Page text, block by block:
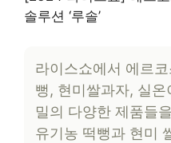
솔루션 ‘루솔’
라이스쇼에서 에르
뻥, 현미쌀과자, 실
밀의 다양한 제품들
유기농 떡뻥과 현미